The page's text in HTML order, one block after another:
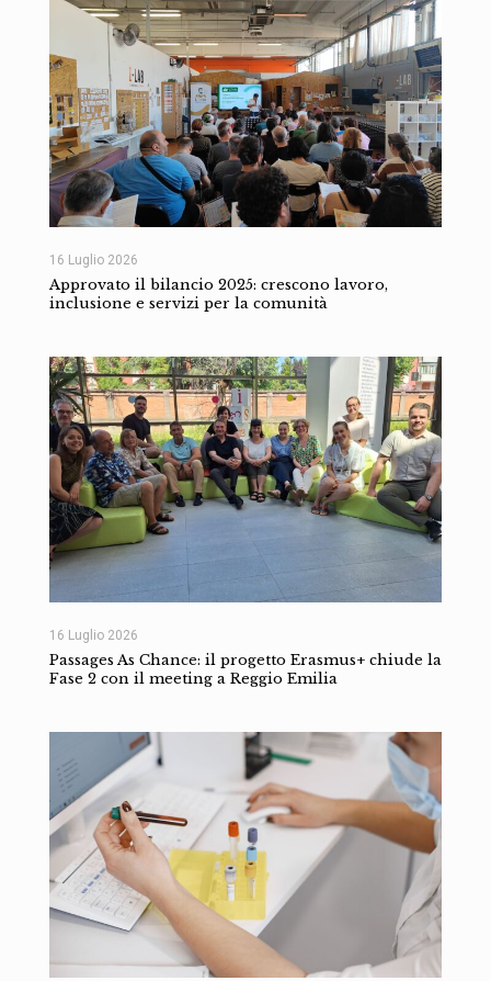
16 Luglio 2026
Approvato il bilancio 2025: crescono lavoro,
inclusione e servizi per la comunità
16 Luglio 2026
Passages As Chance: il progetto Erasmus+ chiude la
Fase 2 con il meeting a Reggio Emilia